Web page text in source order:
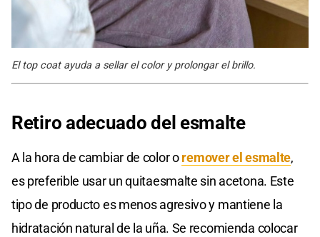
El top coat ayuda a sellar el color y prolongar el brillo.
Retiro adecuado del esmalte
A la hora de cambiar de color oremover el esmalte,
es preferible usar un quitaesmalte sin acetona. Este
tipo de producto es menos agresivo y mantiene la
hidratación natural de la uña. Se recomienda colocar